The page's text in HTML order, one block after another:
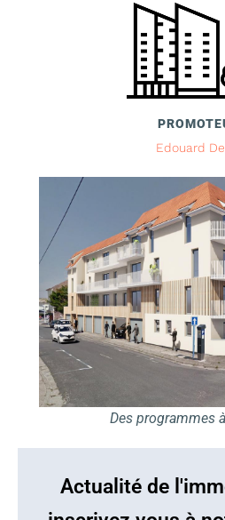
Edouard
Des programmes
Actualité de